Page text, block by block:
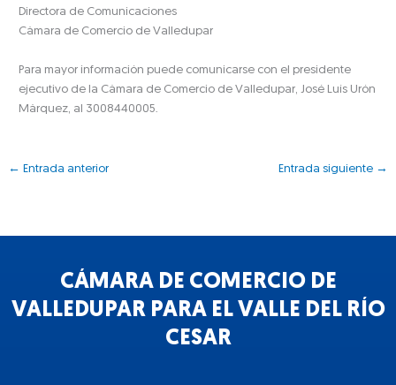
Directora de Comunicaciones
Cámara de Comercio de Valledupar
Para mayor información puede comunicarse con el presidente
ejecutivo de la Cámara de Comercio de Valledupar, José Luís Urón
Márquez, al 3008440005.
← Entrada anterior Entrada siguiente →
CÁMARA DE COMERCIO DE
VALLEDUPAR PARA EL VALLE DEL RÍO
CESAR